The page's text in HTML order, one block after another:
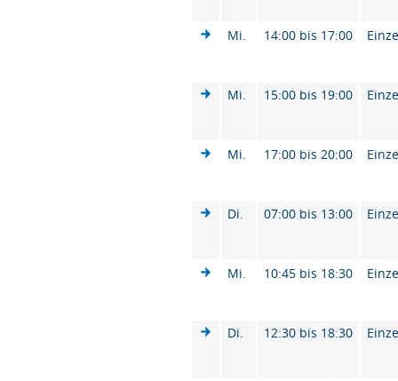
Mi. 14:00 bis 17:00
Mi. 15:00 bis 19:00
Mi. 17:00 bis 20:00
Di. 07:00 bis 13:00
Mi. 10:45 bis 18:30
Di. 12:30 bis 18:30